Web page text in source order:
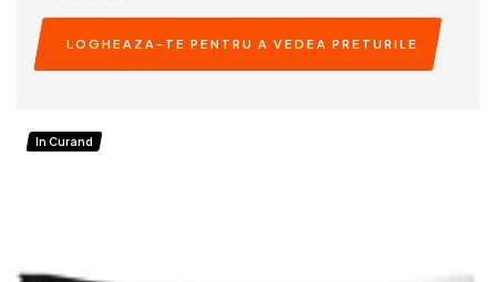
LOGHEAZA-TE PENTRU A VEDEA PRETURILE
In Curand